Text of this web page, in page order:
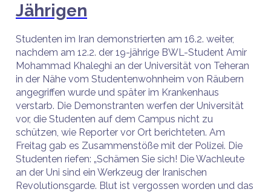
Jährigen
Studenten im Iran demonstrierten am 16.2. weiter,
nachdem am 12.2. der 19-jährige BWL-Student Amir
Mohammad Khaleghi an der Universität von Teheran
in der Nähe vom Studentenwohnheim von Räubern
angegriffen wurde und später im Krankenhaus
verstarb. Die Demonstranten werfen der Universität
vor, die Studenten auf dem Campus nicht zu
schützen, wie Reporter vor Ort berichteten. Am
Freitag gab es Zusammenstöße mit der Polizei. Die
Studenten riefen: „Schämen Sie sich! Die Wachleute
an der Uni sind ein Werkzeug der Iranischen
Revolutionsgarde. Blut ist vergossen worden und das